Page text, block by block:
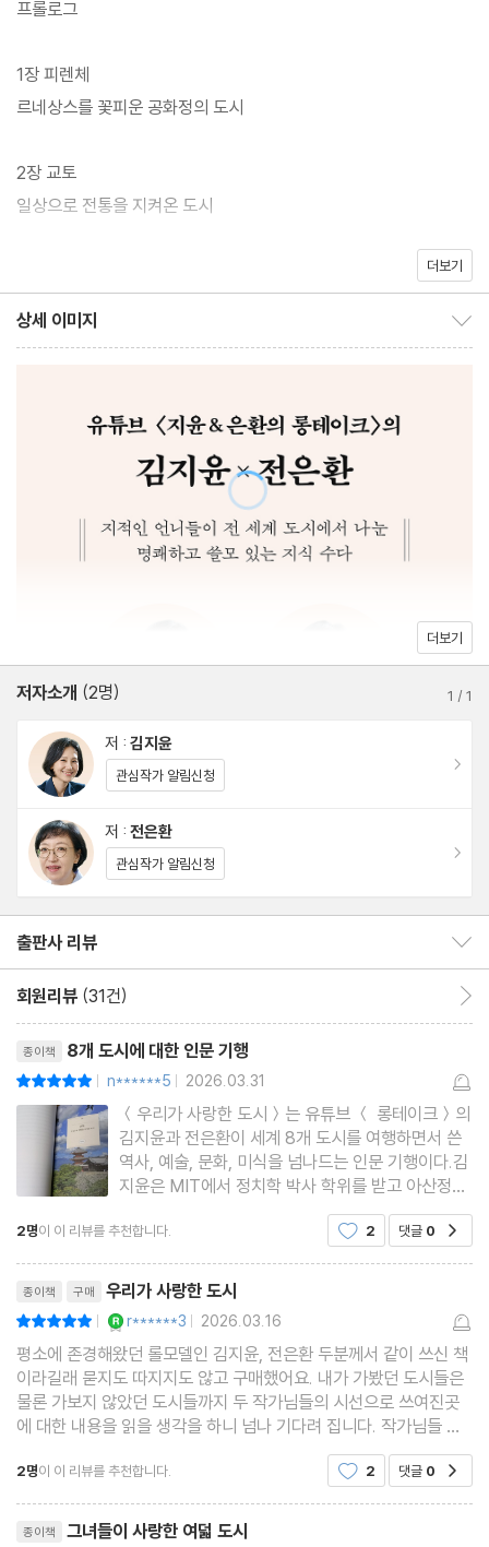
대한 흔한 정보가 아니다. 피렌체의 산 마르코 수도원에 걸린 〈수태
고지〉가 그려진 배경을 알고 작품을 감상하거나 교토의 ‘니조성’에
념관을 지나 ‘한국전쟁 참전용사 기념비’ 앞에서 아픈 역사를 마주
본다. 에든버러에서는 드라마 같은 삶을 살았던 두 여왕을 떠올리고,
끽한다. 동서양이 뒤섞인 독특한 매력의 상하이에서 미식을 맛보고,
파리의 센강과 퐁뇌프를 건너며 산책자가 되어 보며, 런던의 세인트
마틴 인 더 필즈에서 소규모 음악회를 즐기기도 한다. 이 과정에서
한 도시》를 읽고 더 깊이 있는 지식 여행을 할 수 있고, 당장 여행을
가지 않는 사람들도 이 책을 통해 함께 도시를 거닐며 다양한 경험을
프롤로그
1장 피렌체
르네상스를 꽃피운 공화정의 도시
2장 교토
일상으로 전통을 지켜온 도시
자유로운 창의성이 펼쳐졌던 도시
6장 상하이
7장 파리
예술이 국가가 된 도시
8장 런던
제국의 흔적이 겹겹이 쌓인 도시
에필로그
참고문헌
더보기
상세 이미지
더보기
저자소개 (2명) 1 /1
저 : 김지윤
관심작가 알림신청
저 : 전은환
관심작가 알림신청
출판사 리뷰
회원리뷰 (31건)
종이책 8개 도시에 대한 인문 기행
| n******5 | 2026.03.31
＜우리가 사랑한 도시＞는 유튜브 ＜ 롱테이크＞의
김지윤과 전은환이 세계 8개 도시를 여행하면서 쓴
역사, 예술, 문화, 미식을 넘나드는 인문 기행이다.김
지윤은 MIT에서 정치학 박사 학위를 받고 아산정책
연구원 여론분석센터 센터장을 역임했다. 내가 좋아
하는 TV 프로그램 중에 ＜특파원 보고 세계는 지금
게 해설을 해 줘서 낯익
2명이 이 리뷰를 추천합니다. 2 댓글 0
종이책 구매 우리가 사랑한 도시
| r******3 | 2026.03.16
평소에 존경해왔던 롤모델인 김지윤, 전은환 두분께서 같이 쓰신 책
이라길래 묻지도 따지지도 않고 구매했어요. 내가 가봤던 도시들은
물론 가보지 않았던 도시들까지 두 작가님들의 시선으로 쓰여진곳
에 대한 내용을 읽을 생각을 하니 넘나 기다려 집니다. 작가님들 다
2명이 이 리뷰를 추천합니다. 2 댓글 0
종이책 그녀들이 사랑한 여덟 도시